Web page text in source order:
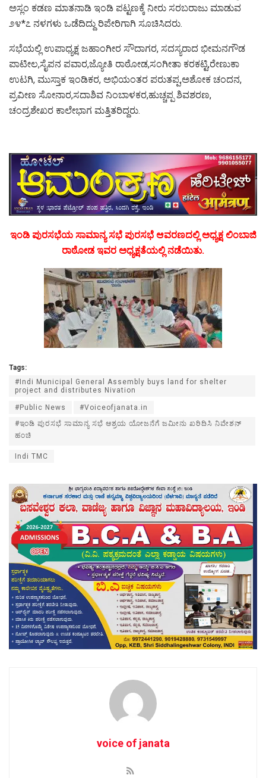
ಅಸ್ಲಂ ಕಡಣ ಮಾತನಾಡಿ ಇಂಡಿ ಪಟ್ಟಣಕ್ಕೆ ನೀರು ಸರಬರಾಜು ಮಾಡುವ
೨೪*೭ ನಳಗಳು ಒಡೆದಿದ್ದು ರಿಪೇರಿಗಾಗಿ ಸೂಚಿಸಿದರು.
ಸಭೆಯಲ್ಲಿ ಉಪಾಧ್ಯಕ್ಷ ಜಹಾಂಗೀರ ಸೌದಾಗರ, ಸದಸ್ಯರಾದ ಭೀಮನಗೌಡ
ಪಾಟೀಲ,ಸೈಪನ ಪವಾರ,ಜ್ಯೋತಿ ರಾಠೋಡ,ಸಂಗೀತಾ ಕರಕಟ್ಟಿ,ರೇಣುಕಾ
ಉಟಗಿ, ಮುಸ್ತಾಕ ಇಂಡಿಕರ, ಅಭಿಯಂತರ ಪರುತಪ್ಪ,ಅಶೋಕ ಚಂದನ,
ಪ್ರವೀಣ ಸೋನಾರ,ಸದಾಶಿವ ನಿಂಬಾಳಕರ,ಹುಚ್ಚಪ್ಪ ಶಿವಶರಣ,
ಚಂದ್ರಶೇಖರ ಕಾಲೇಭಾಗ ಮತ್ತಿತರಿದ್ದರು.
ಇಂಡಿ ಪುರಸಭೆಯ ಸಾಮಾನ್ಯ ಸಭೆ ಪುರಸಭೆ ಆವರಣದಲ್ಲಿ ಅಧ್ಯಕ್ಷ ಲಿಂಬಾಜಿ
ರಾಠೋಡ ಇವರ ಅಧ್ಯಕ್ಷತೆಯಲ್ಲಿ ನಡೆಯಿತು.
Tags:
#Indi Municipal General Assembly buys land for shelter
project and distributes Nivation
#Public News
#Voiceofjanata.in
#ಇಂಡಿ ಪುರಸಭೆ ಸಾಮಾನ್ಯ ಸಭೆ ಆಶ್ರಯ ಯೋಜನೆಗೆ ಜಮೀನು ಖರಿದಿಸಿ ನಿವೇಶನ್
ಹಂಚಿ
Indi TMC
voice of janata